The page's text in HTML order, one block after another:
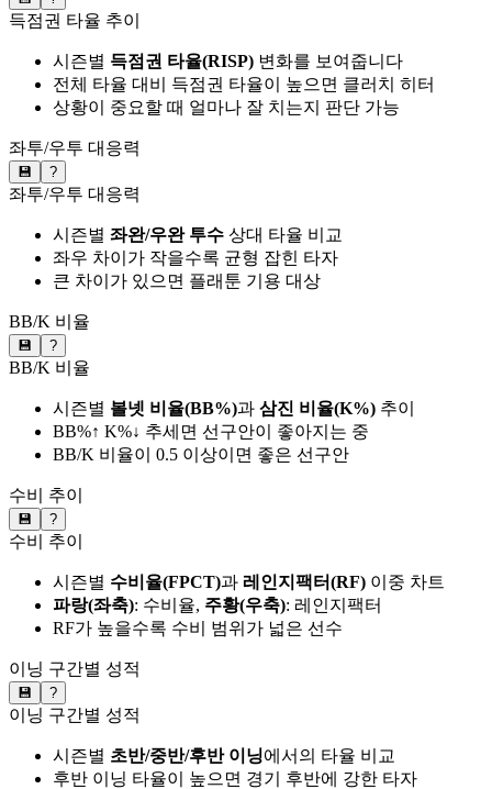
득점권 타율 추이
시즌별 득점권 타율(RISP) 변화를 보여줍니다
전체 타율 대비 득점권 타율이 높으면 클러치 히터
상황이 중요할 때 얼마나 잘 치는지 판단 가능
좌투/우투 대응력
💾 ?
좌투/우투 대응력
시즌별 좌완/우완 투수 상대 타율 비교
좌우 차이가 작을수록 균형 잡힌 타자
큰 차이가 있으면 플래툰 기용 대상
BB/K 비율
💾 ?
BB/K 비율
시즌별 볼넷 비율(BB%)과 삼진 비율(K%) 추이
BB%↑ K%↓ 추세면 선구안이 좋아지는 중
BB/K 비율이 0.5 이상이면 좋은 선구안
수비 추이
💾 ?
수비 추이
시즌별 수비율(FPCT)과 레인지팩터(RF) 이중 차트
파랑(좌축): 수비율, 주황(우축): 레인지팩터
RF가 높을수록 수비 범위가 넓은 선수
이닝 구간별 성적
💾 ?
이닝 구간별 성적
시즌별 초반/중반/후반 이닝에서의 타율 비교
후반 이닝 타율이 높으면 경기 후반에 강한 타자